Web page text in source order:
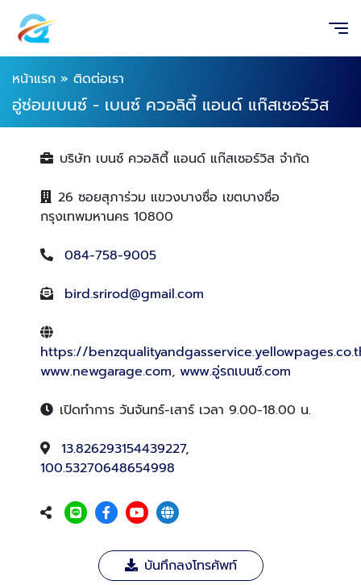
หน้าแรก » ติดต่อเรา
อู่ซ่อมเบนซ์ - เบนซ์ ควอลิตี้ แอนด์ แก๊สเซอร์วิส
บริษัท เบนซ์ ควอลิตี้ แอนด์ แก๊สเซอร์วิส จำกัด
26 ซอยสุภาร่วม แขวงบางซื่อ เขตบางซื่อ
กรุงเทพมหานคร 10800
084-758-9005
bird.srirod@gmail.com
https://
www.newgarage.com, www.อู่รถเบนซ์.com
เปิดทำการ วันจันทร์-เสาร์ เวลา 9.00-18.00 น.
13.826293154439227,
100.53270648654998
บันทึกลงโทรศัพท์